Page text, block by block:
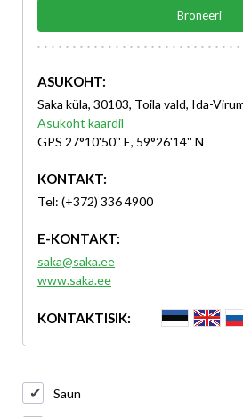
Broneeri
ASUKOHT:
Saka küla, 30103, Toila vald, Ida-
Asukoht kaardil
GPS 27°10'50'' E, 59°26'14'' N
KONTAKT:
Tel: (+372) 336 4900
E-KONTAKT:
saka@saka.ee
www.saka.ee
KONTAKTISIK:
Saun